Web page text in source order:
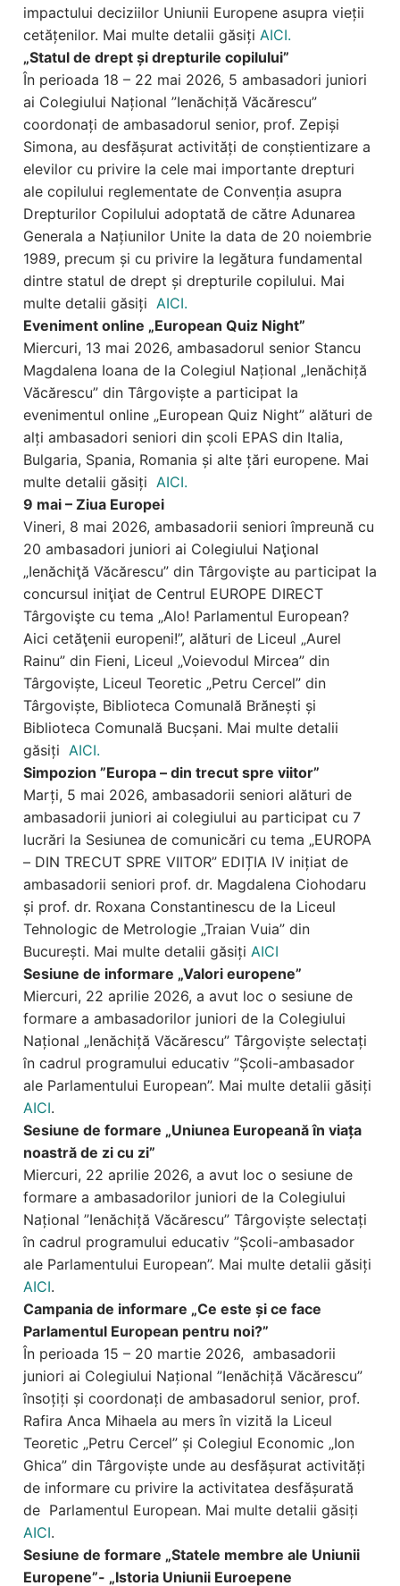
impactului deciziilor Uniunii Europene asupra vieții
cetățenilor. Mai multe detalii găsiți AICI.
„Statul de drept și drepturile copilului”
În perioada 18 – 22 mai 2026, 5 ambasadori juniori
ai Colegiului Național ”Ienăchiță Văcărescu”
coordonați de ambasadorul senior, prof. Zepiși
Simona, au desfășurat activități de conștientizare a
elevilor cu privire la cele mai importante drepturi
ale copilului reglementate de Convenția asupra
Drepturilor Copilului adoptată de către Adunarea
Generala a Națiunilor Unite la data de 20 noiembrie
1989, precum și cu privire la legătura fundamental
dintre statul de drept și drepturile copilului. Mai
multe detalii găsiți AICI.
Eveniment online „European Quiz Night”
Miercuri, 13 mai 2026, ambasadorul senior Stancu
Magdalena Ioana de la Colegiul Național „Ienăchiță
Văcărescu” din Târgoviște a participat la
evenimentul online „European Quiz Night” alături de
alți ambasadori seniori din școli EPAS din Italia,
Bulgaria, Spania, Romania și alte țări europene. Mai
multe detalii găsiți AICI.
9 mai – Ziua Europei
Vineri, 8 mai 2026, ambasadorii seniori împreună cu
20 ambasadori juniori ai Colegiului Naţional
„Ienăchiţă Văcărescu” din Târgovişte au participat la
concursul iniţiat de Centrul EUROPE DIRECT
Târgovişte cu tema „Alo! Parlamentul European?
Aici cetăţenii europeni!”, alături de Liceul „Aurel
Rainu” din Fieni, Liceul „Voievodul Mircea” din
Târgoviște, Liceul Teoretic „Petru Cercel” din
Târgoviște, Biblioteca Comunală Brănești și
Biblioteca Comunală Bucșani. Mai multe detalii
găsiți AICI.
Simpozion ”Europa – din trecut spre viitor”
Marți, 5 mai 2026, ambasadorii seniori alături de
ambasadorii juniori ai colegiului au participat cu 7
lucrări la Sesiunea de comunicări cu tema „EUROPA
– DIN TRECUT SPRE VIITOR” EDIȚIA IV inițiat de
ambasadorii seniori prof. dr. Magdalena Ciohodaru
și prof. dr. Roxana Constantinescu de la Liceul
Tehnologic de Metrologie „Traian Vuia” din
București. Mai multe detalii găsiți AICI
Sesiune de informare „Valori europene”
Miercuri, 22 aprilie 2026, a avut loc o sesiune de
formare a ambasadorilor juniori de la Colegiului
Național „Ienăchiță Văcărescu” Târgoviște selectați
în cadrul programului educativ ”Școli-ambasador
ale Parlamentului European”. Mai multe detalii găsiți
AICI.
Sesiune de formare „Uniunea Europeană în viața
noastră de zi cu zi”
Miercuri, 22 aprilie 2026, a avut loc o sesiune de
formare a ambasadorilor juniori de la Colegiului
Național ”Ienăchiță Văcărescu” Târgoviște selectați
în cadrul programului educativ ”Școli-ambasador
ale Parlamentului European”. Mai multe detalii găsiți
AICI.
Campania de informare „Ce este și ce face
Parlamentul European pentru noi?”
În perioada 15 – 20 martie 2026, ambasadorii
juniori ai Colegiului Național ”Ienăchiță Văcărescu”
însoțiți și coordonați de ambasadorul senior, prof.
Rafira Anca Mihaela au mers în vizită la Liceul
Teoretic „Petru Cercel” și Colegiul Economic „Ion
Ghica” din Târgoviște unde au desfășurat activități
de informare cu privire la activitatea desfășurată
de Parlamentul European. Mai multe detalii găsiți
AICI.
Sesiune de formare „Statele membre ale Uniunii
Europene”- „Istoria Uniunii Euroepene